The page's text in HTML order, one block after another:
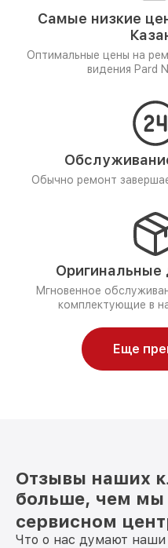
Самые низкие
Оптимальные цены на
видения Pard
Обычно ремонт
Оригинальные
Мгновенное
комплектующие в
Еще
Отзывы наших
больше, чем
сервисном
Что о нас думают наши